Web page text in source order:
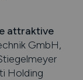
attraktive
GmbH,
Holding